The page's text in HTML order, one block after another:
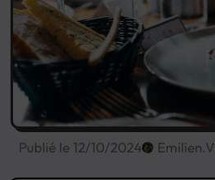
Publié le 12/10/2024 Emilien.V